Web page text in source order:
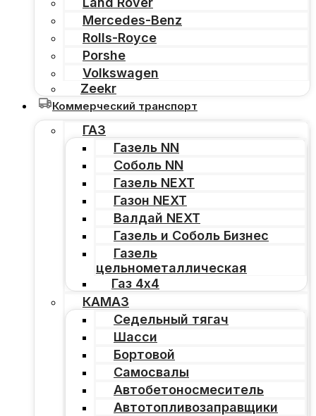
Mercedes-Benz
Rolls-Royce
Porshe
Volkswagen
Zeekr
Коммерческий транспорт
ГАЗ
Газель NN
Соболь NN
Газель NEXT
Газон NEXT
Валдай NEXT
Газель и Соболь Бизнес
Газель
цельнометаллическая
Газ 4х4
КАМАЗ
Седельный тягач
Шасси
Бортовой
Самосвалы
Автобетоносмеситель
Автотопливозаправщики